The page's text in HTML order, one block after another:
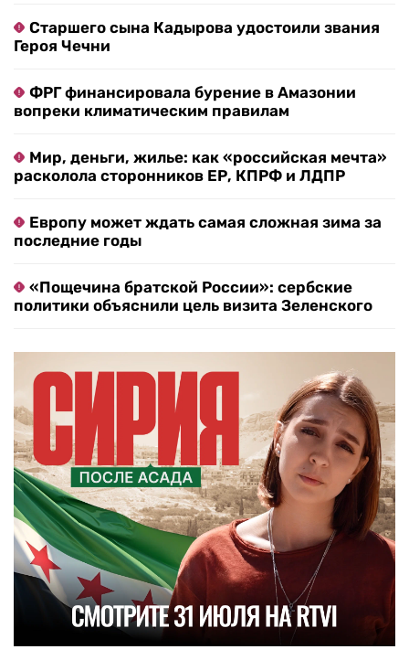
Старшего сына Кадырова удостоили звания
Героя Чечни
ФРГ финансировала бурение в Амазонии
вопреки климатическим правилам
Мир, деньги, жилье: как «российская мечта»
расколола сторонников ЕР, КПРФ и ЛДПР
Европу может ждать самая сложная зима за
последние годы
«Пощечина братской России»: сербские
политики объяснили цель визита Зеленского